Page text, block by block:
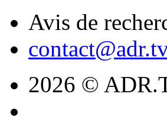
Avis de
2026 ©